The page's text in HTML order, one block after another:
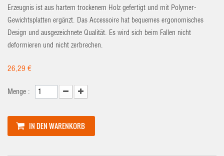
Erzeugnis ist aus hartem trockenem Holz gefertigt und mit Polymer-
Gewichtsplatten ergänzt. Das Accessoire hat bequemes ergonomisches
Design und ausgezeichnete Qualität. Es wird sich beim Fallen nicht
deformieren und nicht zerbrechen.
26,29 €
Menge :
IN DEN WARENKORB